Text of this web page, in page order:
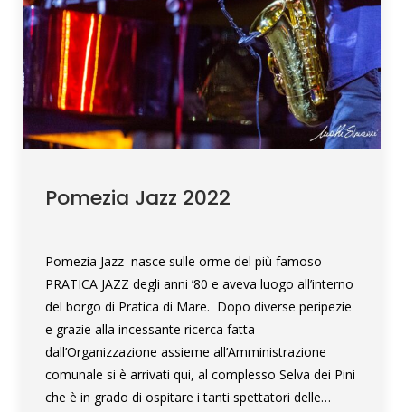
Pomezia Jazz 2022
Pomezia Jazz nasce sulle orme del più famoso
PRATICA JAZZ degli anni ’80 e aveva luogo all’interno
del borgo di Pratica di Mare. Dopo diverse peripezie
e grazie alla incessante ricerca fatta
dall’Organizzazione assieme all’Amministrazione
comunale si è arrivati qui, al complesso Selva dei Pini
che è in grado di ospitare i tanti spettatori delle…